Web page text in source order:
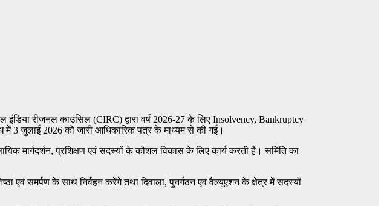
रीजनल काउंसिल (CIRC) द्वारा वर्ष 2026-27 के लिए Insolvency, Bankruptcy
3 जुलाई 2026 को जारी आधिकारिक पत्र के माध्यम से की गई।
मार्गदर्शन, प्रशिक्षण एवं सदस्यों के कौशल विकास के लिए कार्य करती है। समिति का
एवं समर्पण के साथ निर्वहन करेंगे तथा दिवाला, पुनर्गठन एवं वैल्यूएशन के क्षेत्र में सदस्यों